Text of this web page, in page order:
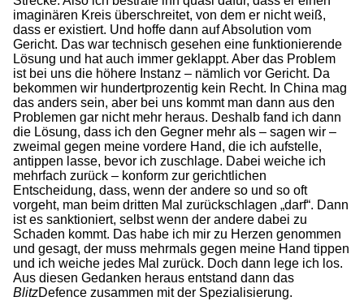
imaginären Kreis überschreitet, von dem er nicht weiß,
dass er existiert. Und hoffe dann auf Absolution vom
Gericht. Das war technisch gesehen eine funktionierende
Lösung und hat auch immer geklappt. Aber das Problem
ist bei uns die höhere Instanz – nämlich vor Gericht. Da
bekommen wir hundertprozentig kein Recht. In China mag
das anders sein, aber bei uns kommt man dann aus den
Problemen gar nicht mehr heraus. Deshalb fand ich dann
die Lösung, dass ich den Gegner mehr als – sagen wir –
zweimal gegen meine vordere Hand, die ich aufstelle,
antippen lasse, bevor ich zuschlage. Dabei weiche ich
mehrfach zurück – konform zur gerichtlichen
Entscheidung, dass, wenn der andere so und so oft
vorgeht, man beim dritten Mal zurückschlagen „darf“. Dann
ist es sanktioniert, selbst wenn der andere dabei zu
Schaden kommt. Das habe ich mir zu Herzen genommen
und gesagt, der muss mehrmals gegen meine Hand tippen
und ich weiche jedes Mal zurück. Doch dann lege ich los.
Aus diesen Gedanken heraus entstand dann das
BlitzDefence zusammen mit der Spezialisierung.